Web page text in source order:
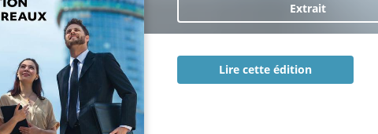
Extrait
Lire cette édition